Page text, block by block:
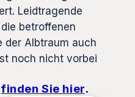
Leidtragende
betroffenen
der Albtraum auch
noch nicht vorbei
finden Sie hier.